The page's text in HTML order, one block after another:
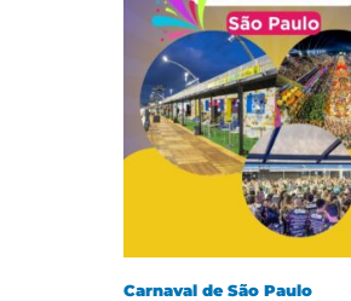
Carnaval de São Paulo